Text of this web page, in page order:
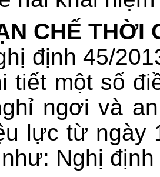
CHẾ THỜI
định 45/
tiết một số
ngơi và
lực từ ngày
Nghị